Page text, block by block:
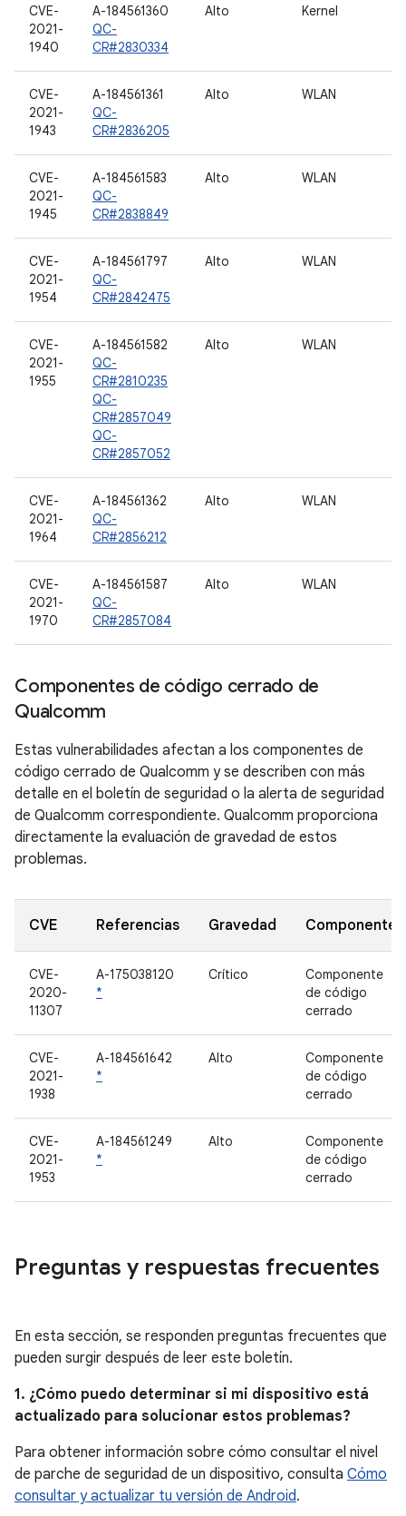
CVE-
2021-
1940
A-184561360
QC-
CR#2830334
Alto Kernel
CVE-
2021-
1943
A-184561361
QC-
CR#2836205
Alto WLAN
CVE-
2021-
1945
A-184561583
QC-
CR#2838849
Alto WLAN
CVE-
2021-
1954
A-184561797
QC-
CR#2842475
Alto WLAN
CVE-
2021-
1955
A-184561582
QC-
CR#2810235
QC-
CR#2857049
QC-
CR#2857052
Alto WLAN
CVE-
2021-
1964
A-184561362
QC-
CR#2856212
Alto WLAN
CVE-
2021-
1970
A-184561587
QC-
CR#2857084
Alto WLAN
Componentes de código cerrado de
Qualcomm
Estas vulnerabilidades afectan a los componentes de
código cerrado de Qualcomm y se describen con más
detalle en el boletín de seguridad o la alerta de seguridad
de Qualcomm correspondiente. Qualcomm proporciona
directamente la evaluación de gravedad de estos
problemas.
CVE Referencias Gravedad Componente
CVE-
2020-
11307
A-175038120
*
Crítico
Componente
de código
cerrado
CVE-
2021-
1938
A-184561642
*
Alto
Componente
de código
cerrado
CVE-
2021-
1953
A-184561249
*
Alto
Componente
de código
cerrado
Preguntas y respuestas frecuentes
En esta sección, se responden preguntas frecuentes que
pueden surgir después de leer este boletín.
1. ¿Cómo puedo determinar si mi dispositivo está
actualizado para solucionar estos problemas?
Para obtener información sobre cómo consultar el nivel
de parche de seguridad de un dispositivo, consulta Cómo
consultar y actualizar tu versión de Android.